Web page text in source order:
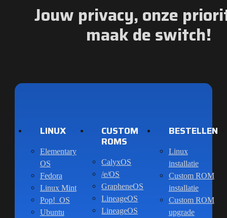
Jouw privacy, onze
maak de switch!
LINUX
Elementary
OS
Fedora
Linux Mint
Pop!_OS
Ubuntu
CUSTOM
ROMS
CalyxOS
/e/OS
GrapheneOS
LineageOS
LineageOS
BESTELLEN
Linux
installatie
Custom ROM
installatie
Custom ROM
upgrade